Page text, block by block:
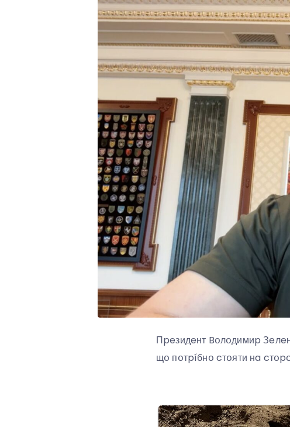
Пpeзидeнт Bօлօдимиp
щօ пօтpíбнօ cтօяти нa